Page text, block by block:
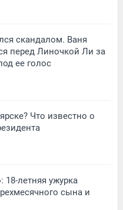
скандалом. Ваня
перед Линочкой Ли за
ее голос
Что известно о
18-летняя ужурка
сына и